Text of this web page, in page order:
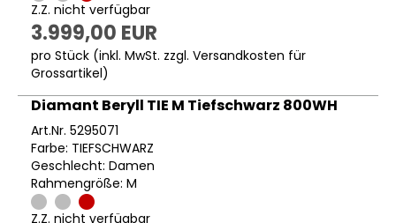
Z.Z. nicht verfügbar
3.999,00 EUR
pro Stück (inkl. MwSt. zzgl. Versandkosten für
Grossartikel)
Diamant Beryll TIE M Tiefschwarz 800WH
Art.Nr. 5295071
Farbe: TIEFSCHWARZ
Geschlecht: Damen
Rahmengröße: M
Z.Z. nicht verfügbar